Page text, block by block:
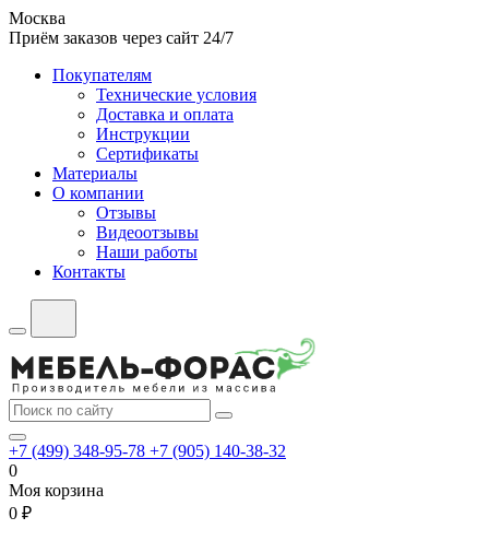
Москва
Приём заказов через сайт 24/7
Покупателям
Технические условия
Доставка и оплата
Инструкции
Сертификаты
Материалы
О компании
Отзывы
Видеоотзывы
Наши работы
Контакты
+7 (499) 348-95-78 +7 (905) 140-38-32
0
Моя корзина
0 ₽